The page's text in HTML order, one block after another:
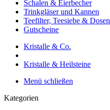
Schalen & Eierbecher
Trinkgläser und Kannen
Teefilter, Teesiebe & Dosen
Gutscheine
Kristalle & Co.
Kristalle & Heilsteine
Menü schließen
Kategorien